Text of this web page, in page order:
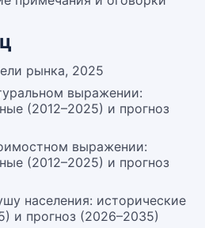
рынка, 2025
выражении:
(2012–2025) и прогноз
выражении:
(2012–2025) и прогноз
населения: исторические
и прогноз (2026–2035)